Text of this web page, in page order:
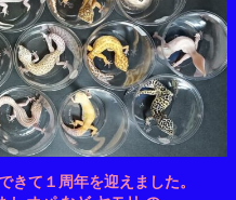
て１周年を迎えました。